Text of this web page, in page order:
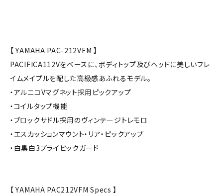
【 YAMAHA PAC-212VFM 】
PACIFICA112Vをベースに、ボディトップ及びヘッドに美しいフレ
イムメイプルを配した高級感あふれるモデル。
・アルニコVマグネット採用ピックアップ
・コイルタップ機能
・ブロックサドル採用のヴィンテージトレモロ
・エスカッションマウント・リア・ピックアップ
・白黒白3プライピックガード
【 YAMAHA PAC212VFM Specs 】